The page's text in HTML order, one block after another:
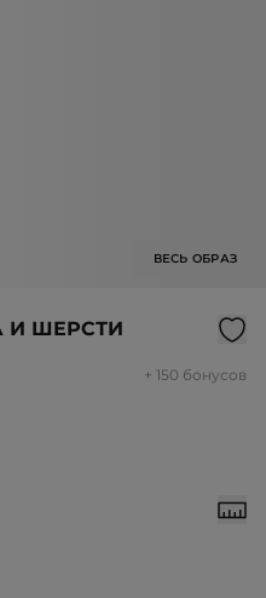
ВЕСЬ ОБРАЗ
И ШЕРСТИ
+ 150 бонусов